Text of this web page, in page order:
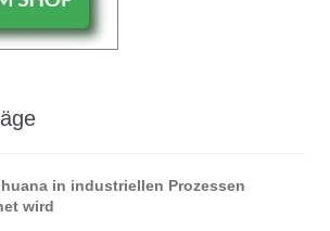
in industriellen Prozessen
wird